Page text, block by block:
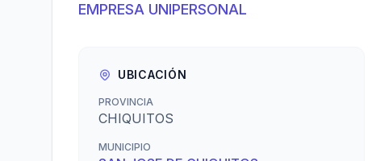
EMPRESA UNIPERSONAL
UBICACIÓN
PROVINCIA
CHIQUITOS
MUNICIPIO